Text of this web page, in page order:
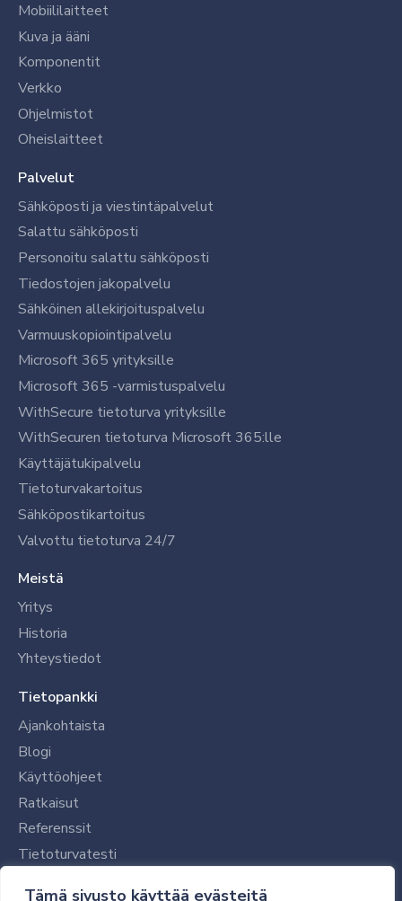
Tämä sivusto käyttää evästeitä
Mobiililaitteet
Kuva ja ääni
Komponentit
Verkko
Ohjelmistot
Oheislaitteet
Palvelut
Sähköposti ja viestintäpalvelut
Salattu sähköposti
Personoitu salattu sähköposti
Tiedostojen jakopalvelu
Sähköinen allekirjoituspalvelu
Varmuuskopiointipalvelu
Microsoft 365 yrityksille
Microsoft 365 -varmistuspalvelu
WithSecure tietoturva yrityksille
WithSecuren tietoturva Microsoft 365:lle
Käyttäjätukipalvelu
Tietoturvakartoitus
Sähköpostikartoitus
Valvottu tietoturva 24/7
Meistä
Yritys
Historia
Yhteystiedot
Tietopankki
Ajankohtaista
Blogi
Käyttöohjeet
Ratkaisut
Referenssit
Tietoturvatesti
Tilaajalle